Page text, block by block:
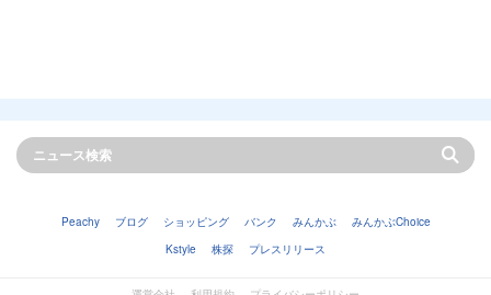
Peachy ブログ ショッピング バンク みんかぶ
みんかぶChoice
Kstyle
株探 プレスリリース